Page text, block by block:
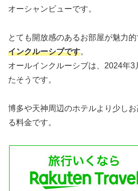
オーシャンビューです。
とても開放感のあるお部屋が魅力的
インクルーシブです。
オールインクルーシブは、2024年3
たそうです。
博多や天神周辺のホテルより少し
る料金です。